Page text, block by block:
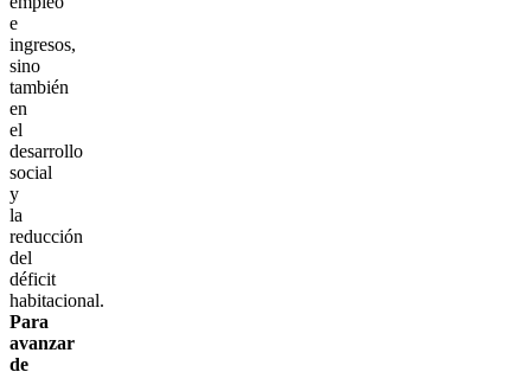
e
ingresos,
sino
también
en
el
desarrollo
social
y
la
reducción
del
déficit
habitacional.
Para
avanzar
de